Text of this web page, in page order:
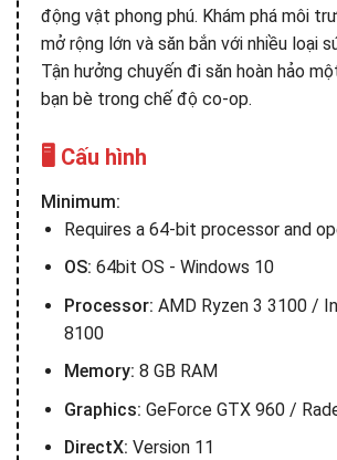
động vật phong phú. Khám phá môi
mở rộng lớn và săn bắn với nhiều loại
Tận hưởng chuyến đi săn hoàn hảo
bạn bè trong chế độ co-op.
🖥️ Cấu hình
Minimum:
Requires a 64-bit processor and
OS: 64bit OS - Windows 10
Processor: AMD Ryzen 3 3100 /
8100
Memory: 8 GB RAM
Graphics: GeForce GTX 960 /
DirectX: Version 11